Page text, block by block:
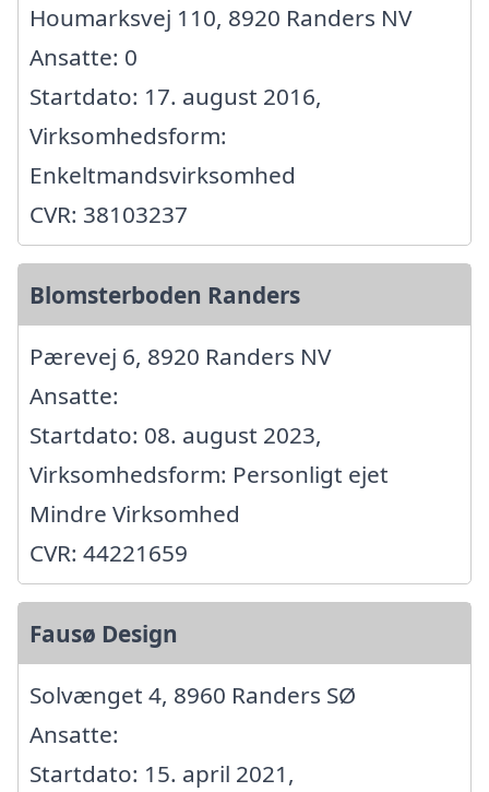
Houmarksvej 110, 8920 Randers NV
Ansatte: 0
Startdato: 17. august 2016,
Virksomhedsform:
Enkeltmandsvirksomhed
CVR: 38103237
Blomsterboden Randers
Pærevej 6, 8920 Randers NV
Ansatte:
Startdato: 08. august 2023,
Virksomhedsform: Personligt ejet
Mindre Virksomhed
CVR: 44221659
Fausø Design
Solvænget 4, 8960 Randers SØ
Ansatte:
Startdato: 15. april 2021,